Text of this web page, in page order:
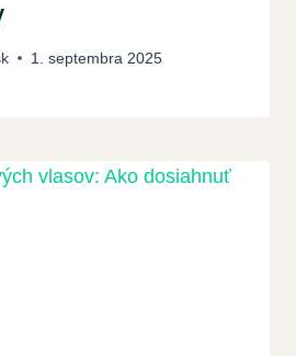
1. septembra 2025